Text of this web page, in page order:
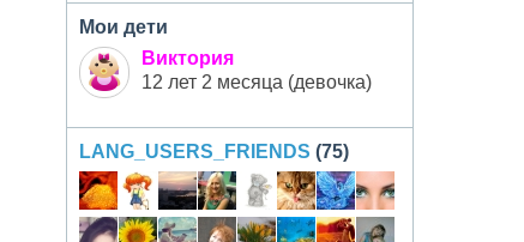
Мои дети
Виктория
12 лет 2 месяца (девочка)
LANG_USERS_FRIENDS (75)